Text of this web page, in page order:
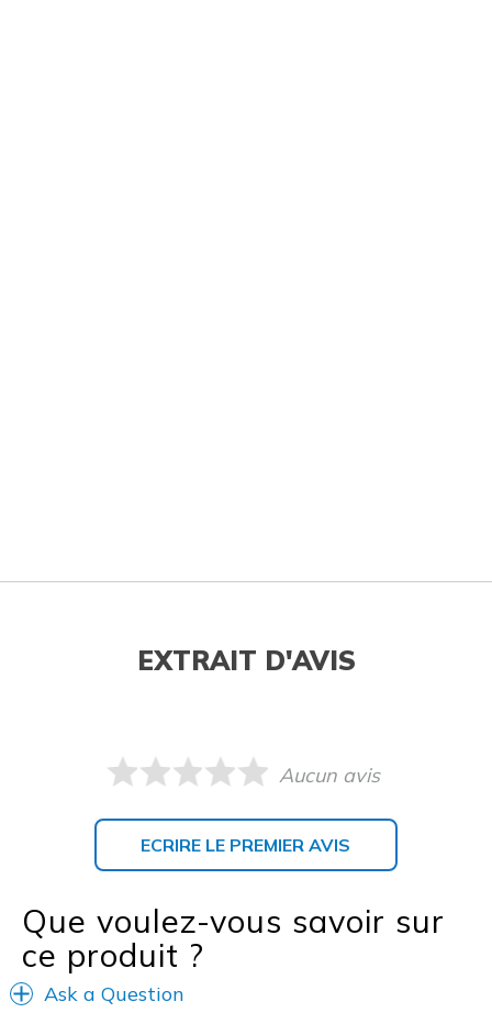
EXTRAIT D'AVIS
Aucun avis
ECRIRE LE PREMIER AVIS
Que voulez-vous savoir sur
ce produit ?
Ask a Question